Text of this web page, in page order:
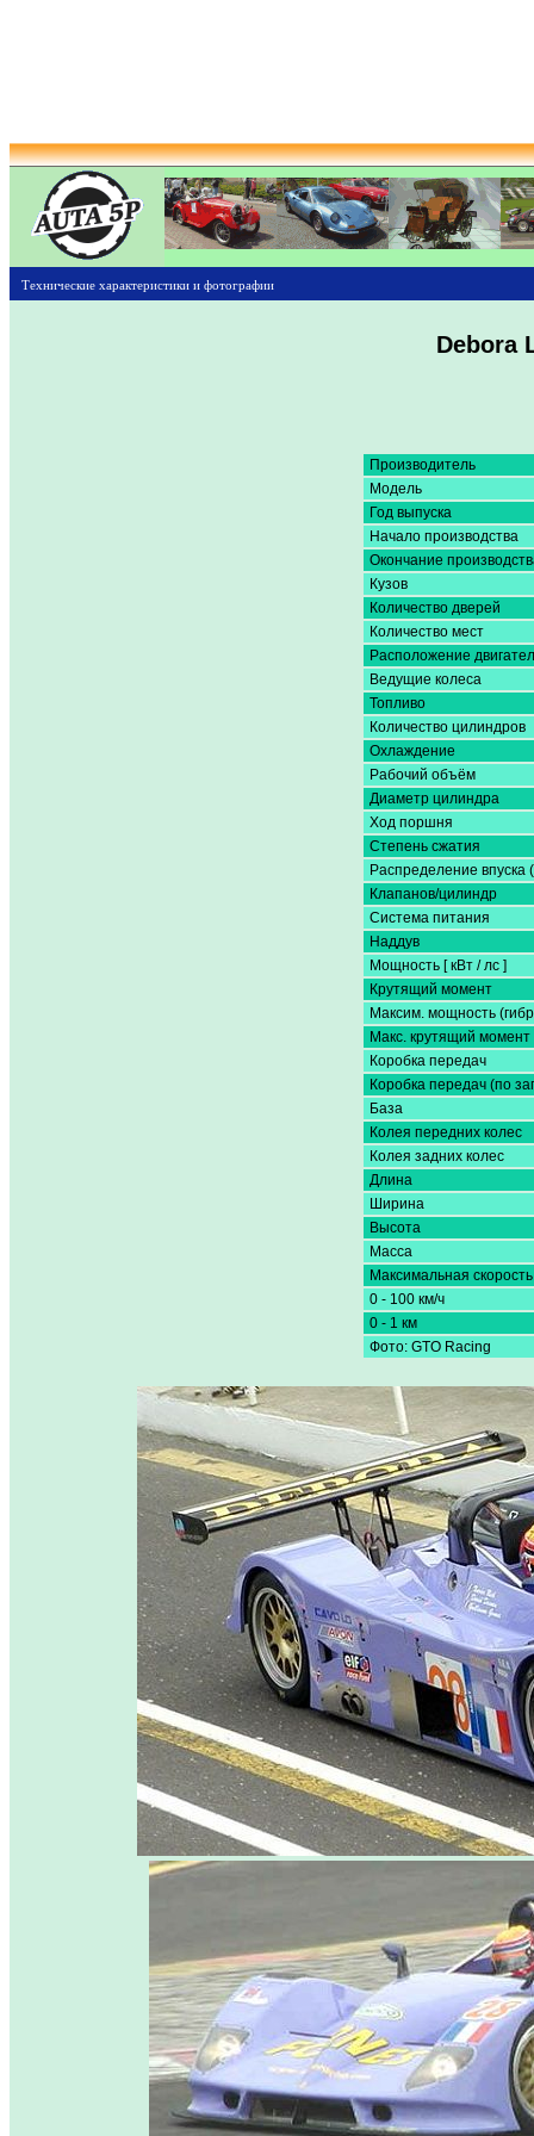
Технические характеристики и фотографии
Debora
Производитель
Модель
Год выпуска
Начало производства
Окончание
Кузов
Количество дверей
Количество мест
Расположение
Ведущие колеса
Топливо
Количество цилиндров
Охлаждение
Рабочий объём
Диаметр цилиндра
Ход поршня
Степень сжатия
Распределение впуска
Клапанов/цилиндр
Система питания
Наддув
Мощность [ кВт / лс ]
Крутящий момент
Максим. мощность
Макс. крутящий момент
Коробка передач
Коробка передач (по
База
Колея передних колес
Колея задних колес
Длина
Ширина
Высота
Масса
Максимальная скорость
0 - 100 км/ч
0 - 1 км
Фото: GTO Racing